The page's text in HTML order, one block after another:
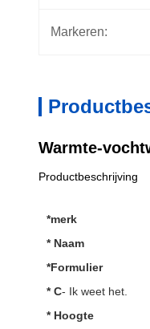
Markeren:
Warmte-
Productbeschrijving
*merk
* Naam
*Formulier
* C- Ik weet het.
* Hoogte